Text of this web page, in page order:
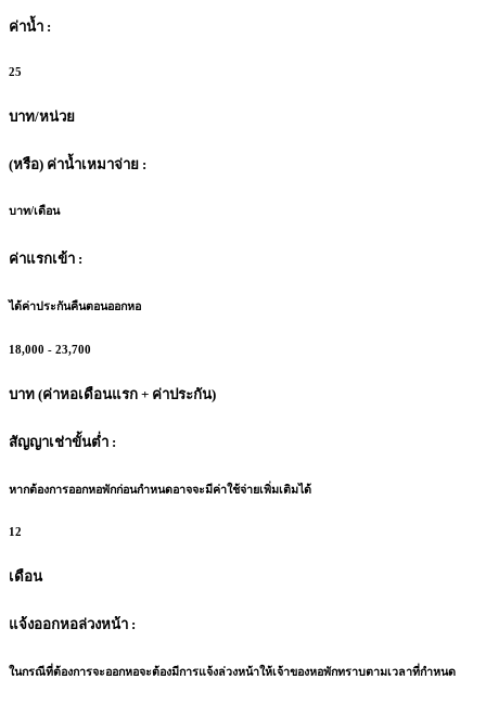
ค่าน้ำ :
25
บาท/หน่วย
(หรือ) ค่าน้ำเหมาจ่าย :
บาท/เดือน
ค่าแรกเข้า :
ได้ค่าประกันคืนตอนออกหอ
18,000 - 23,700
บาท (ค่าหอเดือนแรก + ค่าประกัน)
สัญญาเช่าขั้นต่ำ :
หากต้องการออกหอพักก่อนกำหนดอาจจะมีค่าใช้จ่ายเพิ่มเติมได้
12
เดือน
แจ้งออกหอล่วงหน้า :
ในกรณีที่ต้องการจะออกหอจะต้องมีการแจ้งล่วงหน้าให้เจ้าของหอพักทราบตามเวลาที่กำหนด